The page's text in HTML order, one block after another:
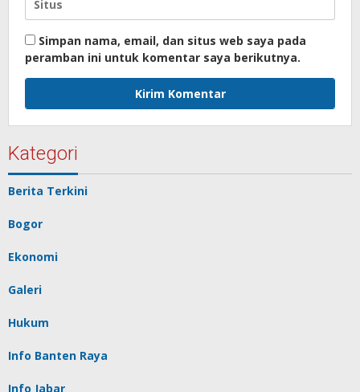
Simpan nama, email, dan situs web saya pada
peramban ini untuk komentar saya berikutnya.
Kategori
Berita Terkini
Bogor
Ekonomi
Galeri
Hukum
Info Banten Raya
Info Jabar